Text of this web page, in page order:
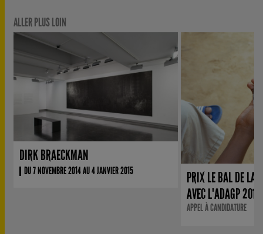
ALLER PLUS LOIN
DIRK BRAECKMAN
DU 7 NOVEMBRE 2014 AU 4 JANVIER 2015
PRIX LE BAL DE LA
AVEC L'ADAGP 2017
APPEL À CANDIDATURE